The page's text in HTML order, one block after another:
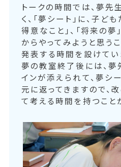
トークの時間では、夢先
く、「夢シート」に、子ど
得意なこと」、「将来の夢
からやってみようと思う
発表する時間を設けてい
夢の教室終了後には、
インが添えられて、夢シ
元に返ってきますので、
て考える時間を持つこと